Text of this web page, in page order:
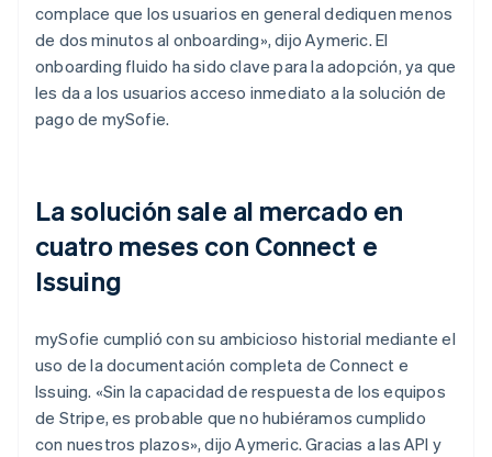
complace que los usuarios en general dediquen menos
de dos minutos al onboarding», dijo Aymeric. El
onboarding fluido ha sido clave para la adopción, ya que
les da a los usuarios acceso inmediato a la solución de
pago de mySofie.
La solución sale al mercado en
cuatro meses con Connect e
Issuing
mySofie cumplió con su ambicioso historial mediante el
uso de la documentación completa de Connect e
Issuing. «Sin la capacidad de respuesta de los equipos
de Stripe, es probable que no hubiéramos cumplido
con nuestros plazos», dijo Aymeric. Gracias a las API y